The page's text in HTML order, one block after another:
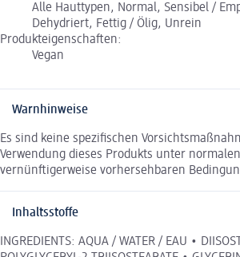
Alle Hauttypen, Normal, Sensibel /
Dehydriert, Fettig / Ölig, Unrein
Produkteigenschaften:
Vegan
Warnhinweise
Es sind keine spezifischen
Verwendung dieses Produkts unter
vernünftigerweise vorhersehbaren
Inhaltsstoffe
INGREDIENTS: AQUA / WATER / EAU •